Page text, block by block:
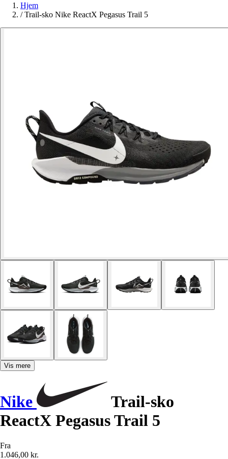
Hjem
/ Trail-sko Nike ReactX Pegasus Trail 5
Vis mere
Nike
Trail-sko
ReactX Pegasus Trail 5
Fra
1.046,00 kr.